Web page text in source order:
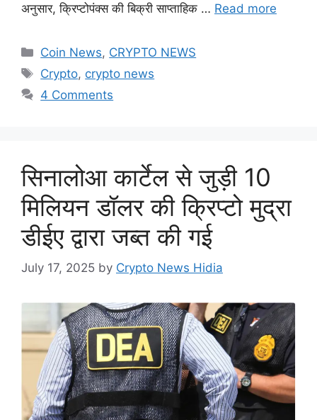
अनुसार, क्रिप्टोपंक्स की बिक्री साप्ताहिक … Read more
Categories
Coin News, CRYPTO NEWS
Tags
Crypto, crypto news
4 Comments
सिनालोआ कार्टेल से जुड़ी 10
मिलियन डॉलर की क्रिप्टो मुद्रा
डीईए द्वारा जब्त की गई
July 17, 2025 by Crypto News Hidia